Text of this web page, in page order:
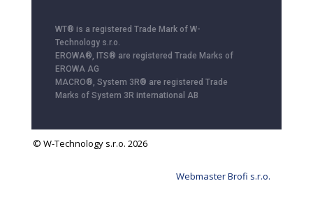
WT® is a registered Trade Mark of W-
Technology s.r.o.
EROWA®, ITS® are registered Trade Marks of
EROWA AG
MACRO®, System 3R® are registered Trade
Marks of System 3R international AB
© W-Technology s.r.o. 2026
Webmaster Brofi s.r.o.